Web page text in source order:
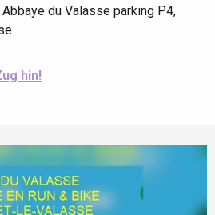
du Valasse parking P4,
hin!